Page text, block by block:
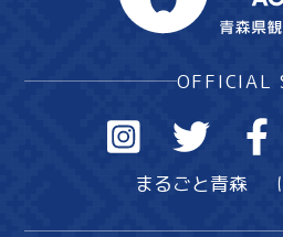
OFFICIAL
まるごと青森